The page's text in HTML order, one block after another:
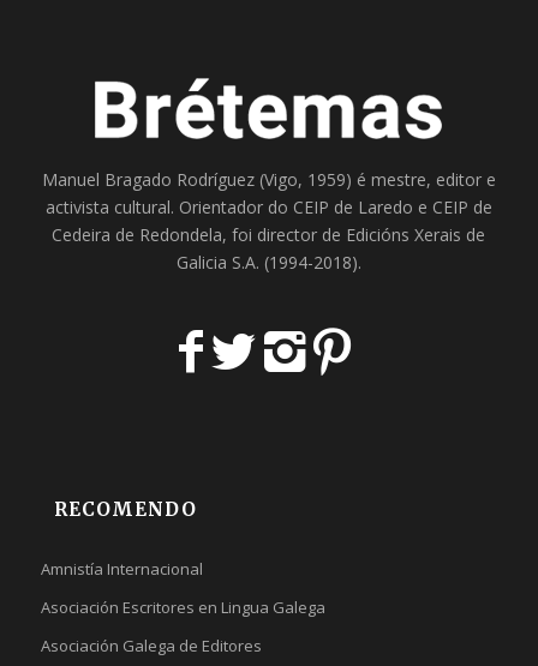
Manuel Bragado Rodríguez (Vigo, 1959) é mestre, editor e
activista cultural. Orientador do CEIP de Laredo e CEIP de
Cedeira de Redondela, foi director de Edicións Xerais de
Galicia S.A. (1994-2018).
RECOMENDO
Amnistía Internacional
Asociación Escritores en Lingua Galega
Asociación Galega de Editores